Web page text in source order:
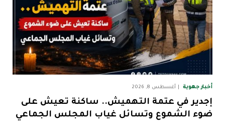
أخبار جهوية أغسطس 8, 2026
إجدير في عتمة التهميش.. ساكنة تعيش على
ضوء الشموع وتسائل غياب المجلس الجماعي